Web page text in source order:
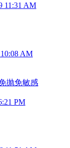
11:31 AM
AM
抛免敏感
PM